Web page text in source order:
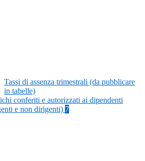
Tassi di assenza trimestrali (da pubblicare
in tabelle)
conferiti e autorizzati ai dipendenti
e non dirigenti) 7